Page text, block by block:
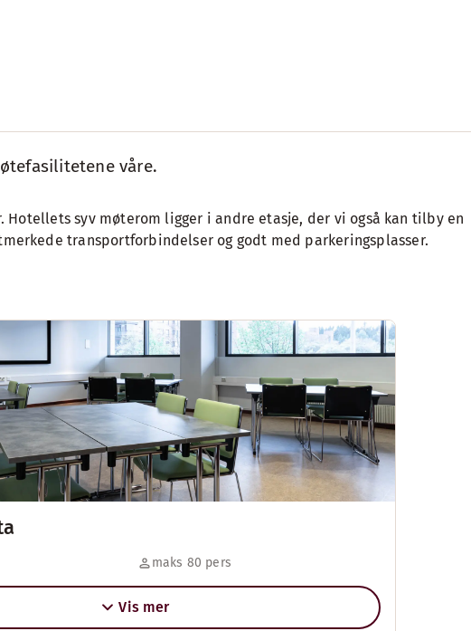
våre.
syv møterom ligger i andre etasje, der vi også kan tilby en
transportforbindelser og godt med parkeringsplasser.
maks 80 pers
Vis mer